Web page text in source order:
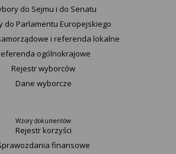
do Sejmu i do Senatu
do Parlamentu Europejskiego
i referenda lokalne
ogólnokrajowe
Rejestr wyborców
Dane wyborcze
Wzory dokumentów
Rejestr korzyści
finansowe